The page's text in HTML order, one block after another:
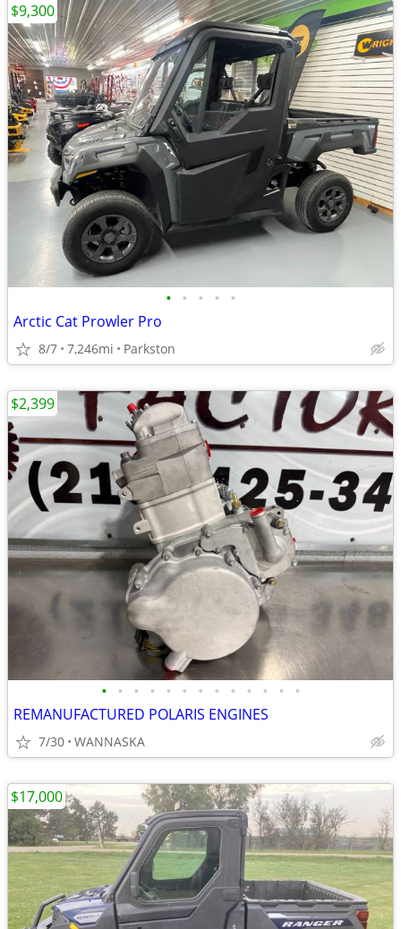
• • • • •
Arctic Cat Prowler Pro
8/7 7,246mi Parkston
$9,300
• • • • • • • • • • • • •
REMANUFACTURED POLARIS ENGINES
7/30 WANNASKA
$2,399
$17,000